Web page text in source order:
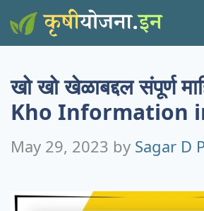
Skip
to
खो खो खेळाबद्दल संपूर्ण
Kho Information
May 29, 2023 by Sagar D